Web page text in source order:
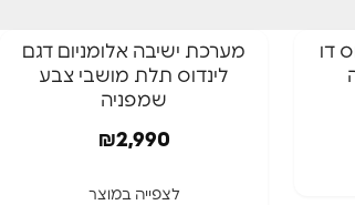
דו
חדש באתר
מערכת ישיבה אלומניום דגם
לינדוס תלת מושבי צבע
שמפניה
₪2,990
לצפייה במוצר